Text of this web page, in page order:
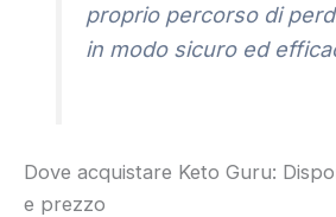
proprio percorso di
in modo sicuro ed
Dove acquistare Keto Guru:
e prezzo